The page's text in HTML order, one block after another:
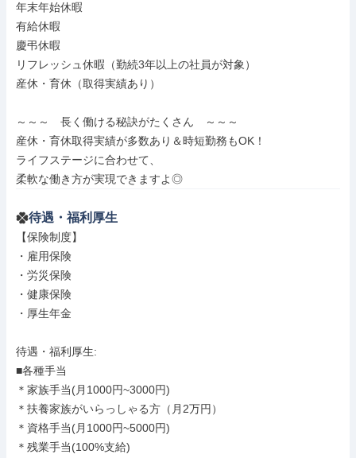
年末年始休暇
有給休暇
慶弔休暇
リフレッシュ休暇（勤続3年以上の社員が対象）
産休・育休（取得実績あり）
～～～　長く働ける秘訣がたくさん　～～～
産休・育休取得実績が多数あり＆時短勤務もOK！
ライフステージに合わせて、
柔軟な働き方が実現できますよ◎
待遇・福利厚生
【保険制度】
・雇用保険
・労災保険
・健康保険
・厚生年金
待遇・福利厚生:
■各種手当
＊家族手当(月1000円~3000円)
＊扶養家族がいらっしゃる方（月2万円）
＊資格手当(月1000円~5000円)
＊残業手当(100%支給)